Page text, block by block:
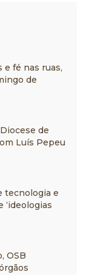
e fé nas ruas,
de
de
Luís Pepeu
tecnologia e
‘ideologias
OSB